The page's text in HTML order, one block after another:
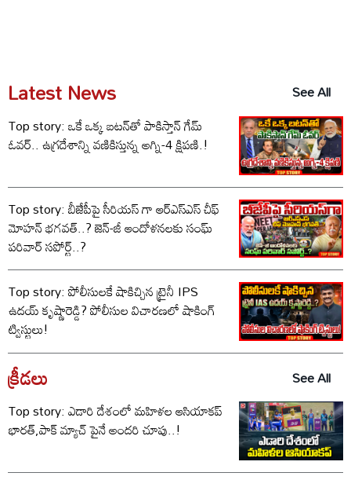
Latest News
See All
Top story: ఒకే ఒక్క బటన్‌తో పాకిస్తాన్ గేమ్
ఓవర్.. ఉగ్రదేశాన్ని వణికిస్తున్న అగ్ని-4 క్షిపణి.!
Top story: బీజేపీపై సీరియస్ గా ఆర్‌ఎస్‌ఎస్ చీఫ్
మోహన్ భగవత్..? జెన్-జీ ఆందోళనలకు సంఘ్
పరివార్ సపోర్ట్..?
Top story: పోలీసులకే షాకిచ్చిన ట్రైనీ IPS
ఉదయ్ కృష్ణారెడ్డి? పోలీసుల విచారణలో షాకింగ్
ట్విస్టులు!
క్రీడలు
See All
Top story: ఎడారి దేశంలో మహిళల ఆసియాకప్
భారత్,పాక్ మ్యాచ్ పైనే అందరి చూపు..!